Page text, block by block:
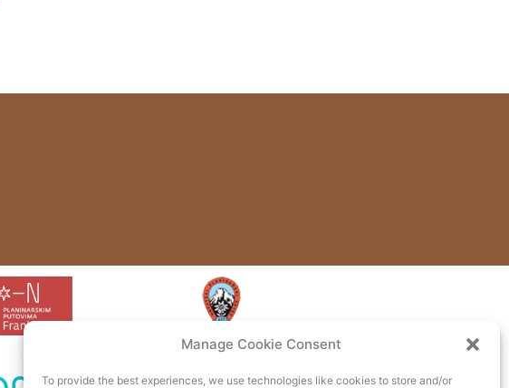
Manage Cookie Consent
To provide the best experiences, we use technologies like cookies to store and/or